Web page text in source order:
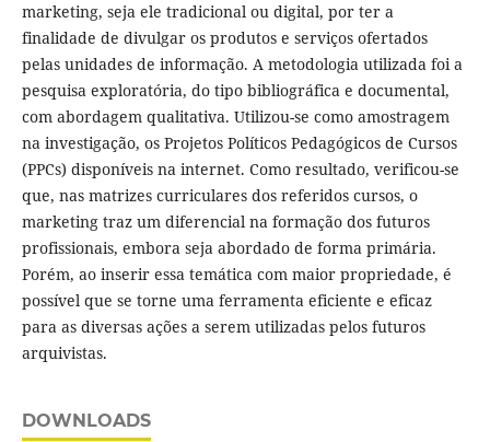
marketing, seja ele tradicional ou digital, por ter a
finalidade de divulgar os produtos e serviços ofertados
pelas unidades de informação. A metodologia utilizada foi a
pesquisa exploratória, do tipo bibliográfica e documental,
com abordagem qualitativa. Utilizou-se como amostragem
na investigação, os Projetos Políticos Pedagógicos de Cursos
(PPCs) disponíveis na internet. Como resultado, verificou-se
que, nas matrizes curriculares dos referidos cursos, o
marketing traz um diferencial na formação dos futuros
profissionais, embora seja abordado de forma primária.
Porém, ao inserir essa temática com maior propriedade, é
possível que se torne uma ferramenta eficiente e eficaz
para as diversas ações a serem utilizadas pelos futuros
arquivistas.
DOWNLOADS